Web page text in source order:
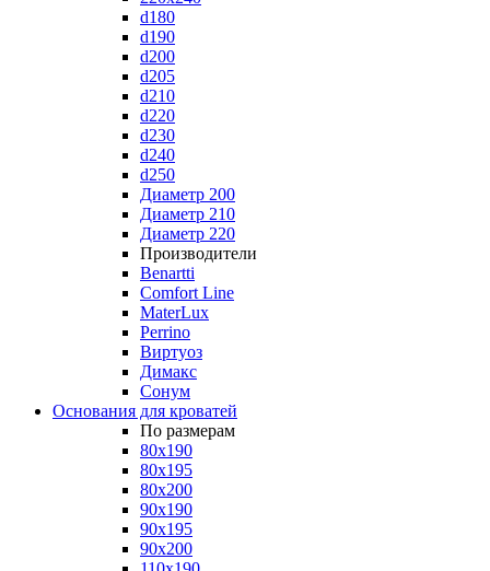
d180
d190
d200
d205
d210
d220
d230
d240
d250
Диаметр 200
Диаметр 210
Диаметр 220
Производители
Benartti
Comfort Line
MaterLux
Perrino
Виртуоз
Димакс
Сонум
Основания для кроватей
По размерам
80x190
80x195
80x200
90x190
90x195
90x200